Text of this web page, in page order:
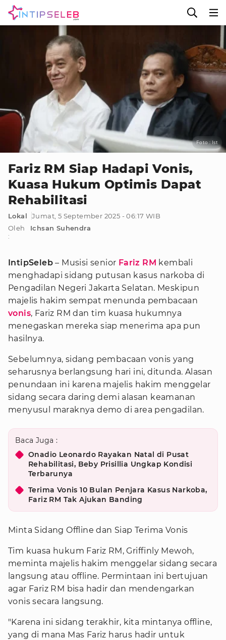
Foto : Ist
Fariz RM Siap Hadapi Vonis,
Kuasa Hukum Optimis Dapat
Rehabilitasi
Lokal
Jumat, 5 September 2025 - 06:17 WIB
Oleh
:
Ichsan Suhendra
IntipSeleb – Musisi senior Fariz RM kembali
menghadapi sidang putusan kasus narkoba di
Pengadilan Negeri Jakarta Selatan. Meskipun
majelis hakim sempat menunda pembacaan
vonis, Fariz RM dan tim kuasa hukumnya
menegaskan mereka siap menerima apa pun
hasilnya.
Sebelumnya, sidang pembacaan vonis yang
seharusnya berlangsung hari ini, ditunda. Alasan
penundaan ini karena majelis hakim menggelar
sidang secara daring demi alasan keamanan
menyusul maraknya demo di area pengadilan.
Baca Juga :
Onadio Leonardo Rayakan Natal di Pusat
Rehabilitasi, Beby Prisillia Ungkap Kondisi
Terbarunya
Terima Vonis 10 Bulan Penjara Kasus Narkoba,
Fariz RM Tak Ajukan Banding
Minta Sidang Offline dan Siap Terima Vonis
Tim kuasa hukum Fariz RM, Griffinly Mewoh,
meminta majelis hakim menggelar sidang secara
langsung atau offline. Permintaan ini bertujuan
agar Fariz RM bisa hadir dan mendengarkan
vonis secara langsung.
"Karena ini sidang terakhir, kita mintanya offline,
yang di mana Mas Fariz harus hadir untuk